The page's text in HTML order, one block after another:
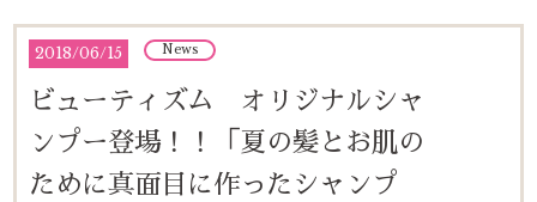
2018/06/15 News
ビューティズム オリジナルシャ
ンプー登場！！「夏の髪とお肌の
ために真面目に作ったシャンプ